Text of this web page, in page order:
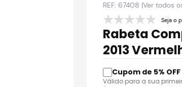
REF:67408 |Ver todos
Seja o
Rabeta
2013
Válido para a sua